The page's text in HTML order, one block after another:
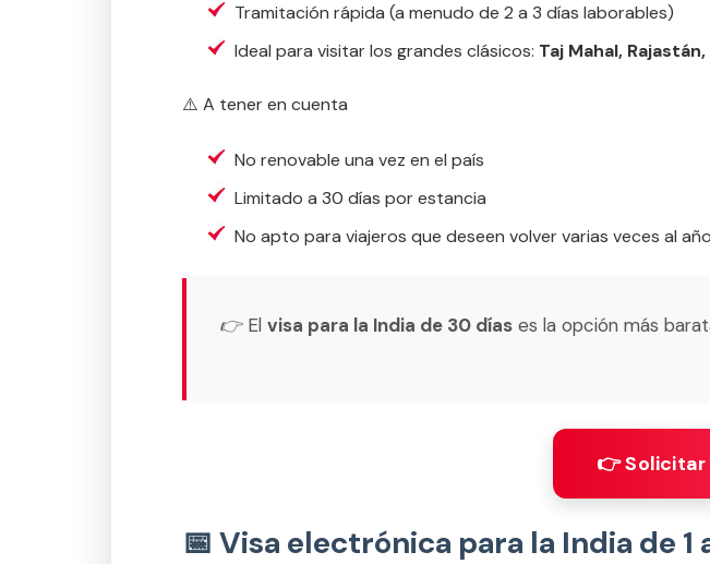
Tramitación rápida (a menudo de 2 a 3 días laborables)
Ideal para visitar los grandes clásicos: Taj Mahal,
⚠️ A tener en cuenta
No renovable una vez en el país
Limitado a 30 días por estancia
No apto para viajeros que deseen volver varias veces al año
👉 El visa para la India de 30 días es la opción más
👉
📅 Visa electrónica para la India de